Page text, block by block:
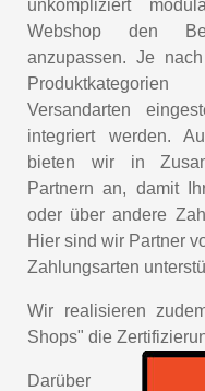
unkompliziert
Webshop den
anzupassen. Je
Versandarten
integriert werden.
bieten wir in
Partnern an, damit
oder über andere
Hier sind wir Partner
Zahlungsarten
Wir realisieren
Shops" die
Darüber